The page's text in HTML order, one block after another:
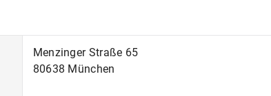
Menzinger Straße 65
80638 München